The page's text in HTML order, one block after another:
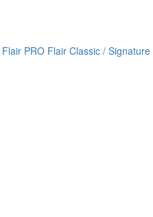
Flair PRO Flair Classic / Signature